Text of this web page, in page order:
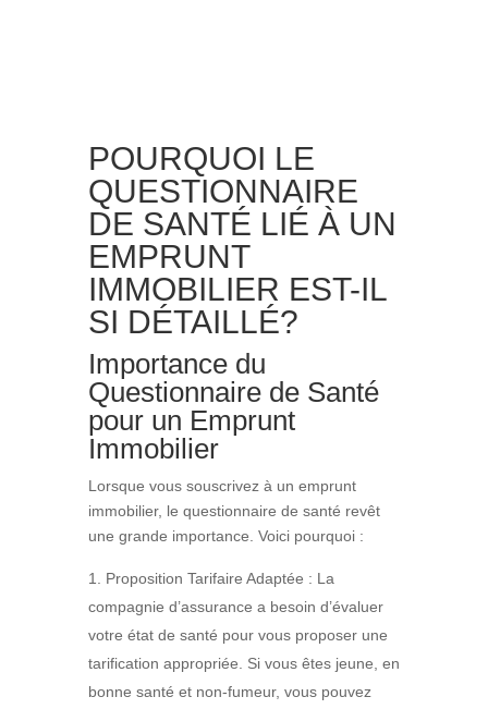
POURQUOI LE
QUESTIONNAIRE
DE SANTÉ LIÉ À UN
EMPRUNT
IMMOBILIER EST-IL
SI DÉTAILLÉ?
Importance du
Questionnaire de Santé
pour un Emprunt
Immobilier
Lorsque vous souscrivez à un emprunt
immobilier, le questionnaire de santé revêt
une grande importance. Voici pourquoi :
Proposition Tarifaire Adaptée : La
compagnie d’assurance a besoin d’évaluer
votre état de santé pour vous proposer une
tarification appropriée. Si vous êtes jeune, en
bonne santé et non-fumeur, vous pouvez